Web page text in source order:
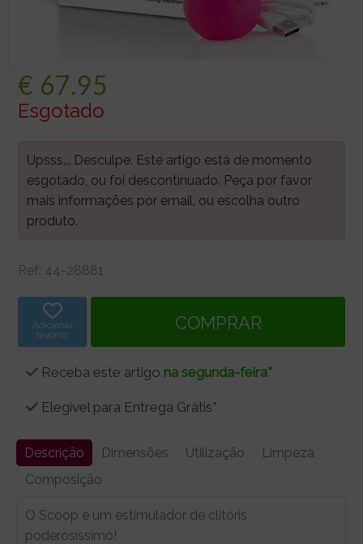
€ 67.95
Esgotado
Upsss... Desculpe. Este artigo está de momento
esgotado, ou foi descontinuado. Peça por favor
mais informações por email, ou escolha outro
produto.
Ref: 44-28881
Adicionar
favorito
Receba este artigo na segunda-feira*
Elegível para Entrega Grátis*
Descrição Dimensões Utilização
Limpeza
Composição
O Scoop é um estimulador de clitóris
poderosíssimo!